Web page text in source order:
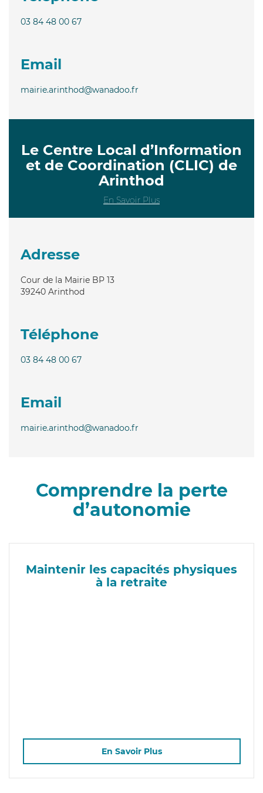
03 84 48 00 67
Email
mairie.arinthod@wanadoo.fr
Le Centre Local d’Information
et de Coordination (CLIC) de
Arinthod
En Savoir Plus
Adresse
Cour de la Mairie BP 13
39240 Arinthod
Téléphone
03 84 48 00 67
Email
mairie.arinthod@wanadoo.fr
Comprendre la perte
d’autonomie
Maintenir les capacités physiques
à la retraite
En Savoir Plus